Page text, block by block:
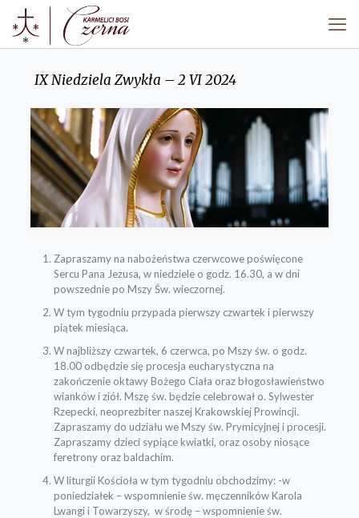
IX Niedziela Zwykła – 2 VI 2024
Zapraszamy na nabożeństwa czerwcowe poświęcone
Sercu Pana Jezusa, w niedziele o godz. 16.30, a w dni
powszednie po Mszy Św. wieczornej.
W tym tygodniu przypada pierwszy czwartek i pierwszy
piątek miesiąca.
W najbliższy czwartek, 6 czerwca, po Mszy św. o godz.
18.00 odbędzie się procesja eucharystyczna na
zakończenie oktawy Bożego Ciała oraz błogosławieństwo
wianków i ziół. Mszę św. będzie celebrował o. Sylwester
Rzepecki, neoprezbiter naszej Krakowskiej Prowincji.
Zapraszamy do udziału we Mszy św. Prymicyjnej i procesji.
Zapraszamy dzieci sypiące kwiatki, oraz osoby niosące
feretrony oraz baldachim.
W liturgii Kościoła w tym tygodniu obchodzimy: -w
poniedziałek – wspomnienie św. męczenników Karola
Lwangi i Towarzyszy, w środę – wspomnienie św.